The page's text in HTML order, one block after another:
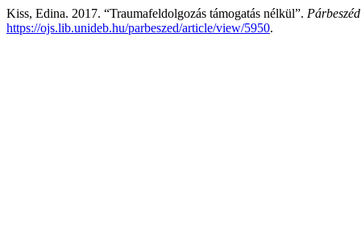
Kiss, Edina. 2017. “Traumafeldolgozás támogatás nélkül”.
https://ojs.lib.unideb.hu/parbeszed/article/view/5950.